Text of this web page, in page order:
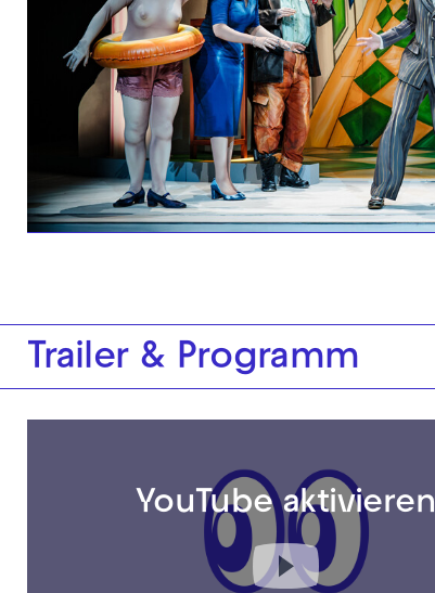
Trailer & Programm
YouTube aktivieren